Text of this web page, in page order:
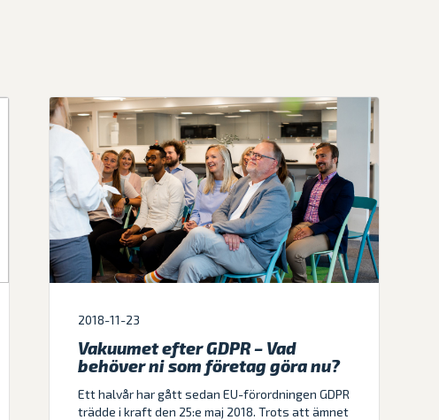
2018-11-23
Vakuumet efter GDPR – Vad
behöver ni som företag göra nu?
Ett halvår har gått sedan EU-förordningen GDPR
trädde i kraft den 25:e maj 2018. Trots att ämnet